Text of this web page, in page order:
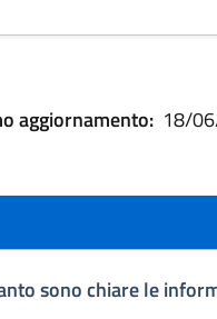
aggiornamento: 18/
sono chiare le